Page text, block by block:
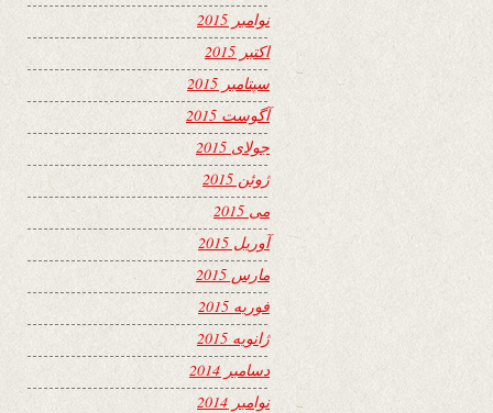
نوامبر 2015
اکتبر 2015
سپتامبر 2015
آگوست 2015
جولای 2015
ژوئن 2015
می 2015
آوریل 2015
مارس 2015
فوریه 2015
ژانویه 2015
دسامبر 2014
نوامبر 2014